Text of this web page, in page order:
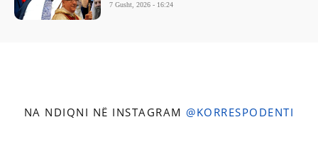
7 Gusht, 2026 - 16:24
NA NDIQNI NË INSTAGRAM @KORRESPODENTI